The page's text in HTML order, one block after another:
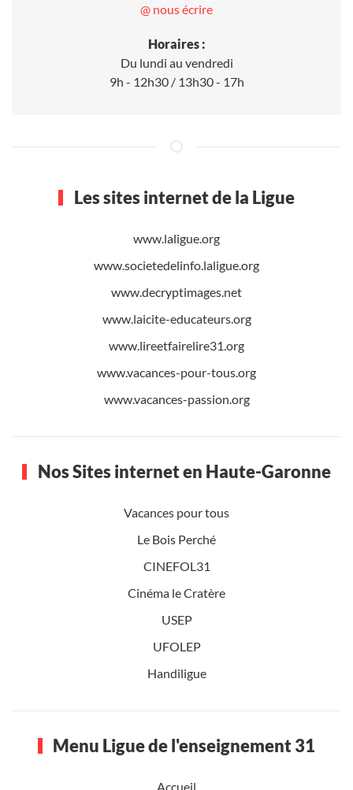
@ nous écrire
Horaires :
Du lundi au vendredi
9h - 12h30 / 13h30 - 17h
Les sites internet de la Ligue
www.laligue.org
www.societedelinfo.laligue.org
www.decryptimages.net
www.laicite-educateurs.org
www.lireetfairelire31.org
www.vacances-pour-tous.org
www.vacances-passion.org
Nos Sites internet en Haute-Garonne
Vacances pour tous
Le Bois Perché
CINEFOL31
Cinéma le Cratère
USEP
UFOLEP
Handiligue
Menu Ligue de l'enseignement 31
Accueil